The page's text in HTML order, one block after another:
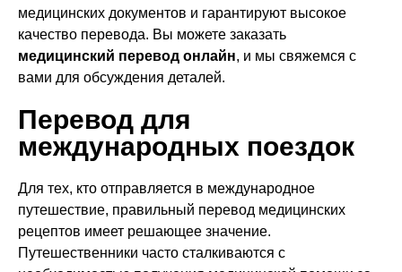
медицинских документов и гарантируют высокое
качество перевода. Вы можете заказать
медицинский перевод онлайн, и мы свяжемся с
вами для обсуждения деталей.
Перевод для
международных поездок
Для тех, кто отправляется в международное
путешествие, правильный перевод медицинских
рецептов имеет решающее значение.
Путешественники часто сталкиваются с